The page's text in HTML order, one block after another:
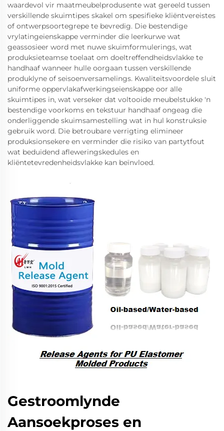
waardevol vir maatmeubelprodusente wat gereeld tussen
verskillende skuimtipes skakel om spesifieke kliëntvereistes
of ontwerpsoortegrepe te bevredig. Die bestendige
vrylatingeienskappe verminder die leerkurwe wat
geassosieer word met nuwe skuimformulerings, wat
produksieteamse toelaat om doeltreffendheidsvlakke te
handhaaf wanneer hulle oorgaan tussen verskillende
produklyne of seisoenversamelings. Kwaliteitsvoordele sluit
uniforme oppervlakafwerkingseienskappe oor alle
skuimtipes in, wat verseker dat voltooide meubelstukke 'n
bestendige voorkoms en tekstuur handhaaf ongeag die
onderliggende skuimsamestelling wat in hul konstruksie
gebruik word. Die betroubare verrigting elimineer
produksionsekere en verminder die risiko van partytfout
wat beduidend afleweringskedules en
kliëntetevredenheidsvlakke kan beïnvloed.
Gestroomlynde
Aansoekproses en